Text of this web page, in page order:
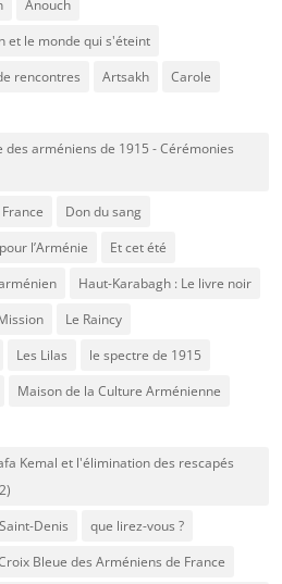
Anouch
et le monde qui s'éteint
rencontres
Artsakh
Carole
arméniens de 1915 - Cérémonies
Don du sang
l’Arménie
Et cet été
Haut-Karabagh : Le livre noir
Le Raincy
Les Lilas
le spectre de 1915
Maison de la Culture Arménienne
Kemal et l'élimination des rescapés
Denis
que lirez-vous ?
Bleue des Arméniens de France